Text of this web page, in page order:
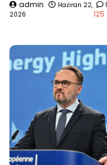
admin
Haziran 22,
2026
125